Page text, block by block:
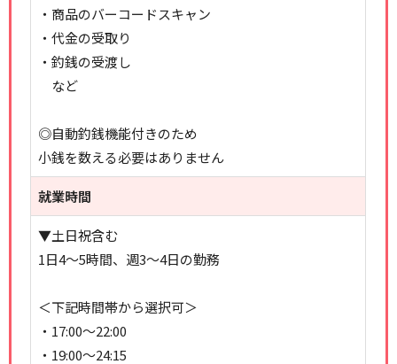
・商品のバーコードスキャン
・代金の受取り
・釣銭の受渡し
など
◎自動釣銭機能付きのため
小銭を数える必要はありません
就業時間
▼土日祝含む
1日4～5時間、週3～4日の勤務
＜下記時間帯から選択可＞
・17:00～22:00
・19:00～24:15